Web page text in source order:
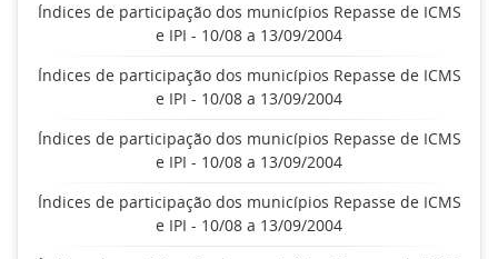
Índices de participação dos municípios Repasse de ICMS
e IPI - 10/08 a 13/09/2004
Índices de participação dos municípios Repasse de ICMS
e IPI - 10/08 a 13/09/2004
Índices de participação dos municípios Repasse de ICMS
e IPI - 10/08 a 13/09/2004
Índices de participação dos municípios Repasse de ICMS
e IPI - 10/08 a 13/09/2004